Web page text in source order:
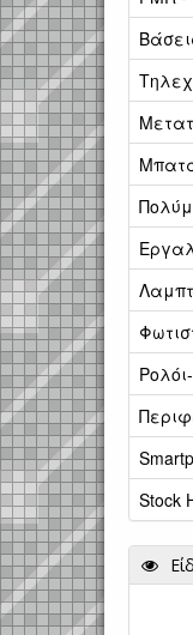
Stock